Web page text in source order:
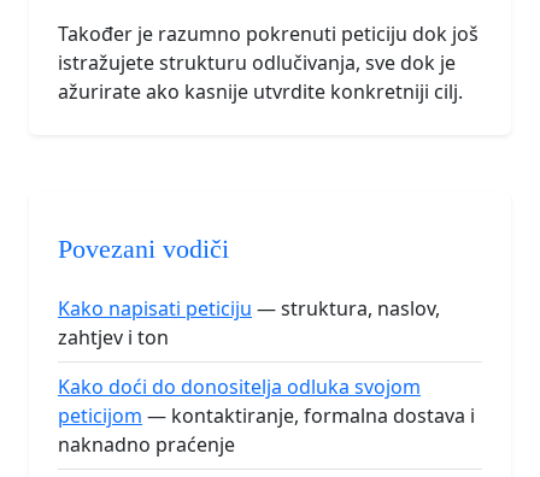
Također je razumno pokrenuti peticiju dok još
istražujete strukturu odlučivanja, sve dok je
ažurirate ako kasnije utvrdite konkretniji cilj.
Povezani vodiči
Kako napisati peticiju — struktura, naslov,
zahtjev i ton
Kako doći do donositelja odluka svojom
peticijom — kontaktiranje, formalna dostava i
naknadno praćenje